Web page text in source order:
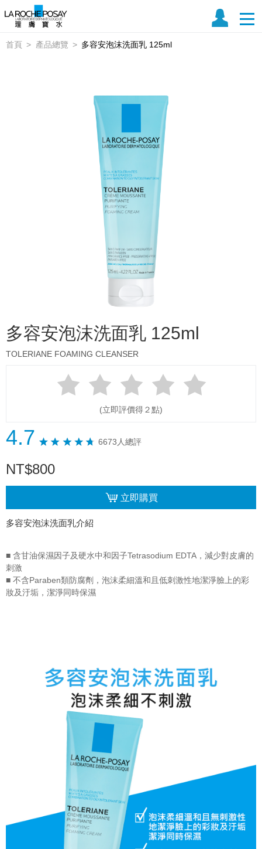
首頁 產品總覽 多容安泡沫洗面乳 125ml
多容安泡沫洗面乳 125ml
TOLERIANE FOAMING CLEANSER
(立即評價得２點)
4.7 6673人總評
NT$800
立即購買
多容安泡沫洗面乳介紹
■ 含甘油保濕因子及硬水中和因子Tetrasodium EDTA，減少對皮膚的
刺激
■ 不含Paraben類防腐劑，泡沫柔細溫和且低刺激性地潔淨臉上的彩
妝及汙垢，潔淨同時保濕